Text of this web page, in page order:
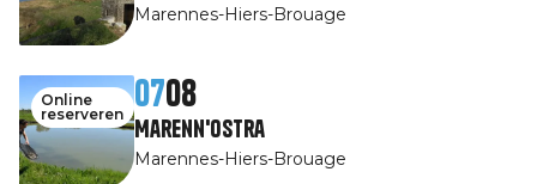
Marennes-Hiers-Brouage
Online
reserveren
0708
Marenn'Ostra
Marennes-Hiers-Brouage